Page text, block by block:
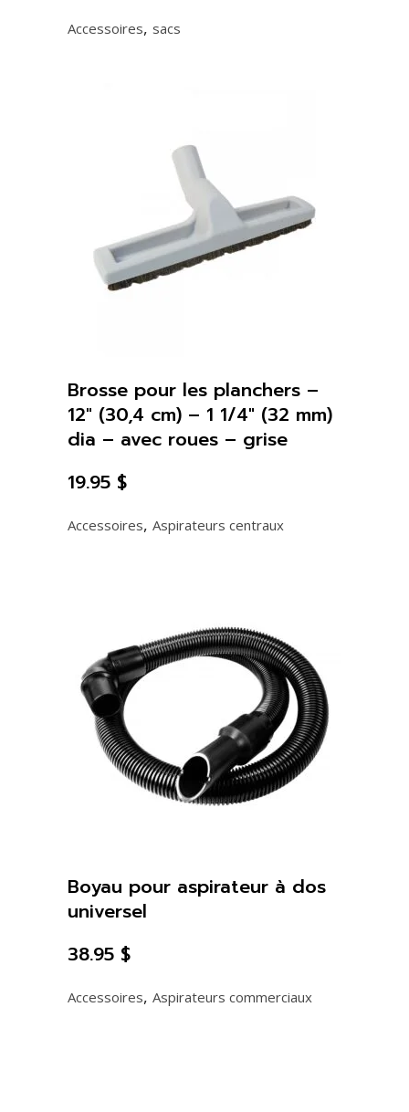
Accessoires, sacs
Accessoires, Aspirateurs centraux
Brosse pour les planchers –
12″ (30,4 cm) – 1 1/4″ (32 mm)
dia – avec roues – grise
19.95 $
Accessoires, Aspirateurs commerciaux
Boyau pour aspirateur à dos
universel
38.95 $